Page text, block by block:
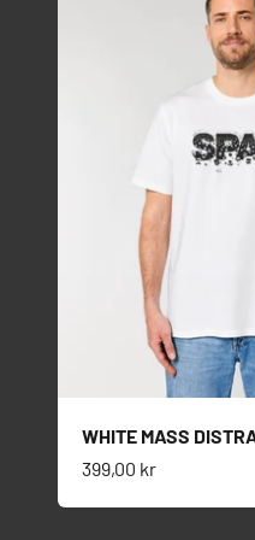
WHITE MASS
Salgspris
399,00 kr